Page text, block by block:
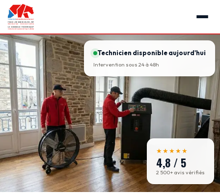
★★★★★
4,8 / 5
2 500+ avis vérifiés
Technicien disponible aujourd'hui
Intervention sous 24 à 48h